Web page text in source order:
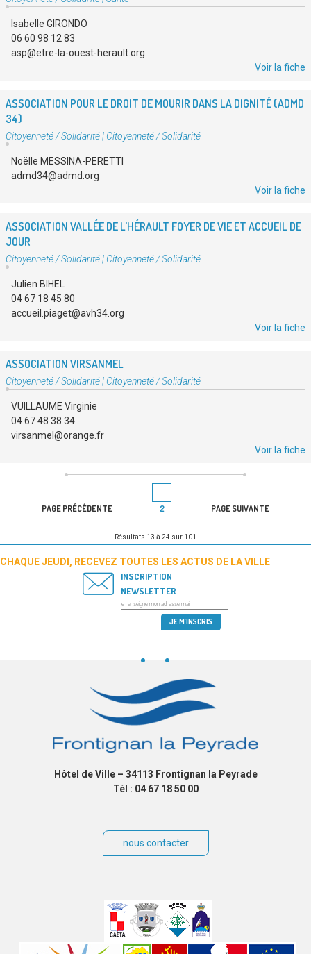
:
Isabelle GIRONDO
06 60 98 12 83
asp@etre-la-ouest-herault.org
Voir la fiche
ASSOCIATION POUR LE DROIT DE MOURIR DANS LA DIGNITÉ (ADMD
34)
Type
:
Citoyenneté / Solidarité| Citoyenneté / Solidarité
Noëlle MESSINA-PERETTI
admd34@admd.org
Voir la fiche
ASSOCIATION VALLÉE DE L’HÉRAULT FOYER DE VIE ET ACCUEIL DE
JOUR
Type
:
Citoyenneté / Solidarité| Citoyenneté / Solidarité
Julien BIHEL
04 67 18 45 80
accueil.piaget@avh34.org
Voir la fiche
ASSOCIATION VIRSANMEL
Type
:
Citoyenneté / Solidarité| Citoyenneté / Solidarité
VUILLAUME Virginie
04 67 48 38 34
virsanmel@orange.fr
Voir la fiche
PAGE PRÉCÉDENTE
2
PAGE SUIVANTE
Résultats 13 à 24 sur 101
CHAQUE JEUDI, RECEVEZ TOUTES LES ACTUS DE LA VILLE
INSCRIPTION
NEWSLETTER
Hôtel de Ville – 34113 Frontignan la Peyrade
Tél : 04 67 18 50 00
nous contacter